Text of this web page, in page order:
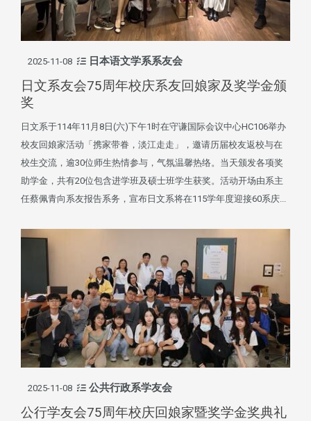
2025-11-08 日本语文学系系友会
日文系友会75周年校庆系友回娘家及奖学金颁
奖
日文系于114年11月8日(六)下午1时在守谦国际会议中心HC106举办
校友回娘家活动「携家带眷，淡江走走」，邀请历届校友返校与在
校生交流，逾30位师生热情参与，气氛温馨热络。当天颁发各项奖
助学金，共有20位包含进学班及硕士班学生获奖。活动开场由系主
任蔡佩青向系友报告系务，宣布日文系将在115学年度迎接60系庆...
2025-11-08 公共行政系学友会
公行学友会75周年校庆回娘家暨奖学金奖典礼